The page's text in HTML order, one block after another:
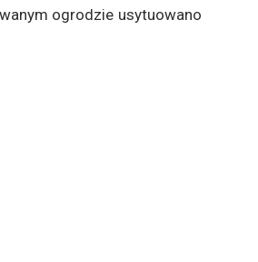
ogrodzie usytuowano